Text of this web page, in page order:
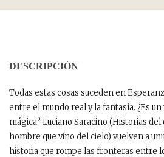
DESCRIPCIÓN
Todas estas cosas suceden en
entre el mundo real y la fantasía. ¿Es
mágica? Luciano Saracino (Historias
hombre que vino del cielo) vuelven a
historia que rompe las fronteras entre